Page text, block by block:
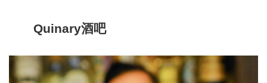
Quinary酒吧